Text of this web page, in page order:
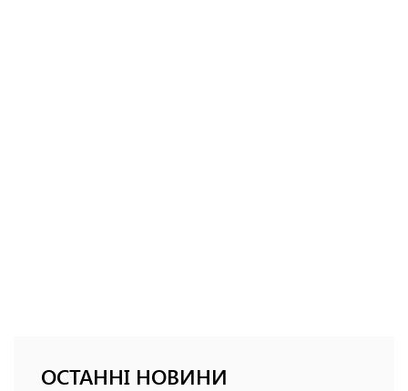
ОСТАННІ НОВИНИ